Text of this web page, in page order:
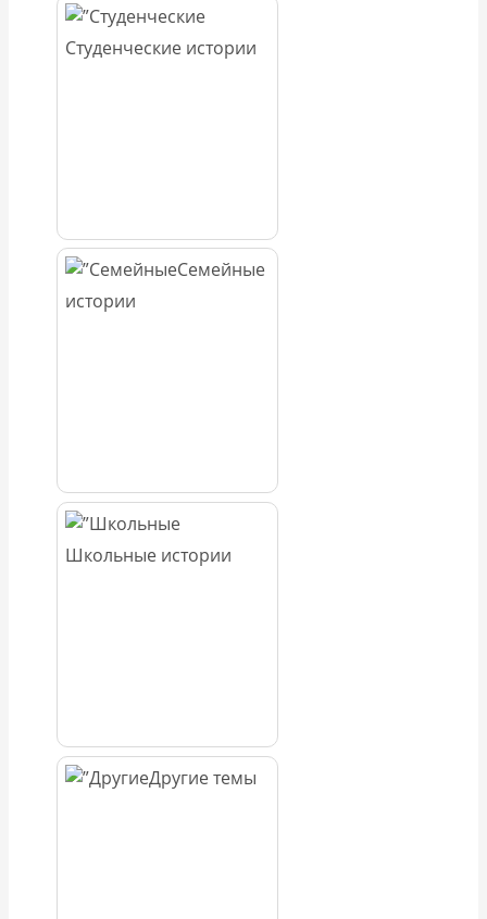
Студенческие истории
Семейные
истории
Школьные истории
Другие темы